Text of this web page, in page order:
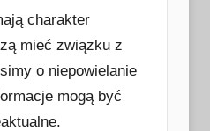
charakter
mieć związku z
o niepowielanie
mogą być